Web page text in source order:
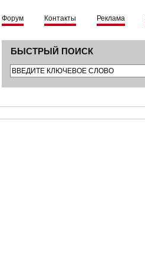
Форум Контакты Реклама
БЫСТРЫЙ ПОИСК